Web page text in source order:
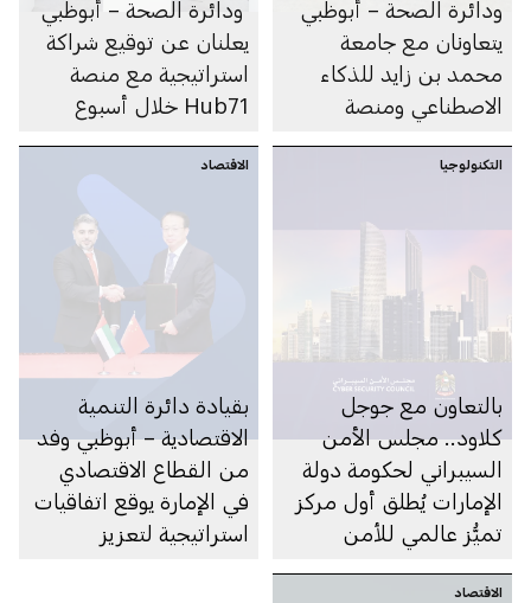
ودائرة الصحة – أبوظبي
يتعاونان مع جامعة
محمد بن زايد للذكاء
الاصطناعي ومنصة
الصحة والطب واللياقة
ودائرة الصحة – أبوظبي
يعلنان عن توقيع شراكة
استراتيجية مع منصة
Hub71 خلال أسبوع
2025
التكنولوجيا
بالتعاون مع جوجل
كلاود.. مجلس الأمن
السيبراني لحكومة دولة
الإمارات يُطلق أول مركز
تميُّز عالمي للأمن
الاقتصاد
بقيادة دائرة التنمية
الاقتصادية – أبوظبي وفد
من القطاع الاقتصادي
في الإمارة يوقع اتفاقيات
استراتيجية لتعزيز
الاقتصاد